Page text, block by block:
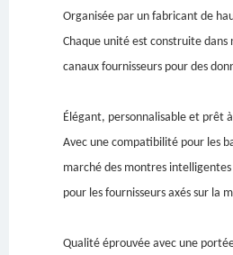
Organisée par un fabricant de
Chaque unité est construite
canaux fournisseurs pour des
Élégant, personnalisable et prêt
Avec une compatibilité pour les
marché des montres
pour les fournisseurs axés sur la
Qualité éprouvée avec une